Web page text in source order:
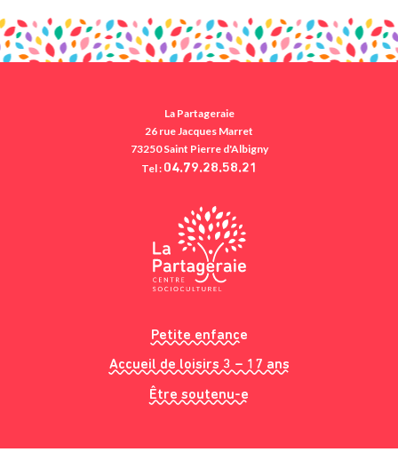
La Partageraie
26 rue Jacques Marret
73250 Saint Pierre d'Albigny
Tel : 04.79.28.58.21
Petite enfance
Accueil de loisirs 3 – 17 ans
Être soutenu-e